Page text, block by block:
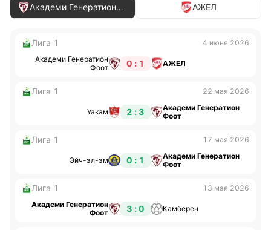
Академи Генератион
Фоот
АЖЕЛ
Лига 1
4 июня 2026
Академи Генератион
Фоот
0 : 1 АЖЕЛ
Лига 1 22 мая 2026
Уакам 2 : 3
Академи Генератион
Фоот
Лига 1 17 мая 2026
Эйч-эл-эм 0 : 1
Академи Генератион
Фоот
Лига 1
13 мая 2026
Академи Генератион
Фоот
3 : 0 Камберен